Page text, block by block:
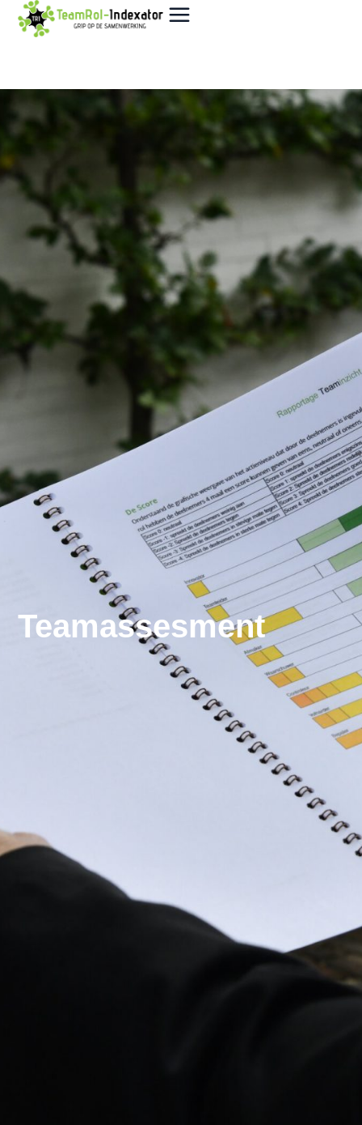
Teamassesment